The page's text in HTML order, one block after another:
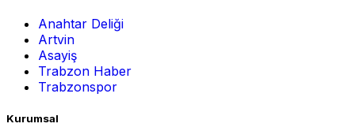
Anahtar Deliği
Artvin
Asayiş
Trabzon Haber
Trabzonspor
Kurumsal